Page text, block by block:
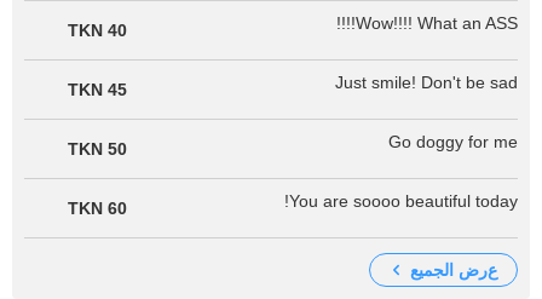
Wow!!!! What an ASS!!!!
40 TKN
Just smile! Don't be sad
45 TKN
Go doggy for me
50 TKN
You are soooo beautiful today!
60 TKN
عرض الجميع